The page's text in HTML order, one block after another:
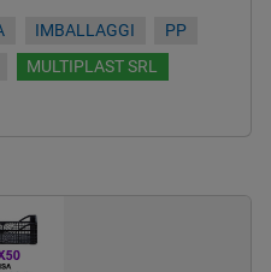
IMBALLAGGI
PP
MULTIPLAST SRL